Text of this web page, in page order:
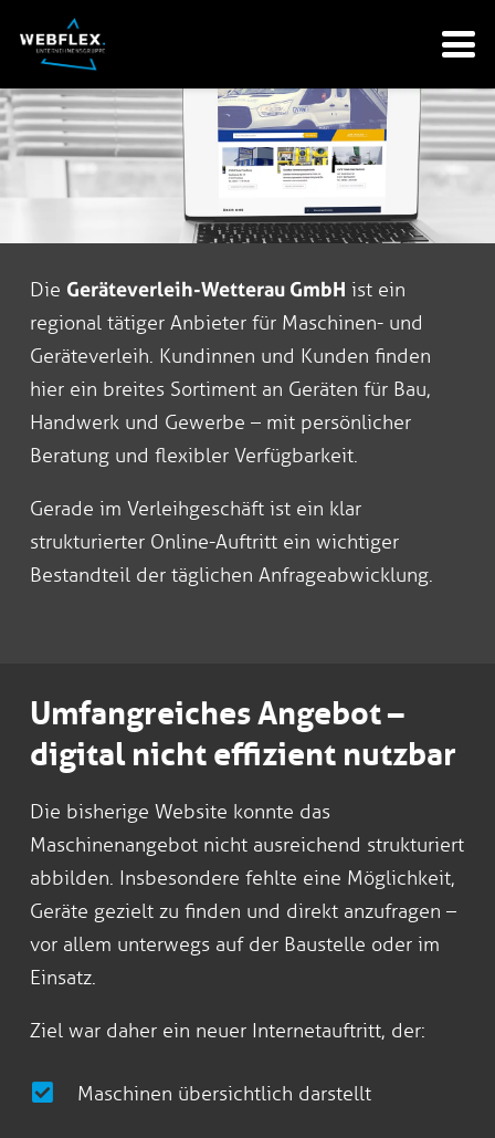
Die Geräteverleih-Wetterau GmbH ist ein
regional tätiger Anbieter für Maschinen- und
Geräteverleih. Kundinnen und Kunden finden
hier ein breites Sortiment an Geräten für Bau,
Handwerk und Gewerbe – mit persönlicher
Beratung und flexibler Verfügbarkeit.
Gerade im Verleihgeschäft ist ein klar
strukturierter Online-Auftritt ein wichtiger
Bestandteil der täglichen Anfrageabwicklung.
Umfangreiches Angebot –
digital nicht effizient nutzbar
Die bisherige Website konnte das
Maschinenangebot nicht ausreichend strukturiert
abbilden. Insbesondere fehlte eine Möglichkeit,
Geräte gezielt zu finden und direkt anzufragen –
vor allem unterwegs auf der Baustelle oder im
Einsatz.
Ziel war daher ein neuer Internetauftritt, der:
Maschinen übersichtlich darstellt